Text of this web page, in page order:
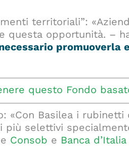
territoriali”:
questa opportunità. –
promuoverla
questo Fondo
«Con Basilea i
più selettivi
Consob e Banca d’Italia